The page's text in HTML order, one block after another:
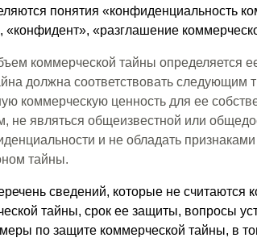
понятия «конфиденциальность
«конфидент», «разглашение
коммерческой тайны определяется
должна соответствовать следующим
коммерческую ценность для ее
не являться общеизвестной или
и не обладать признаками
тайны.
сведений, которые не считаются
тайны, срок ее защиты, вопросы
по защите коммерческой тайны, в